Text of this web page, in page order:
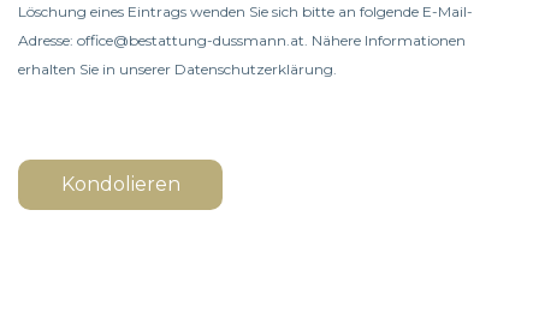
Löschung eines Eintrags wenden Sie sich bitte an folgende E-Mail-
Adresse: office@bestattung-dussmann.at. Nähere Informationen
erhalten Sie in unserer Datenschutzerklärung
Kondolieren